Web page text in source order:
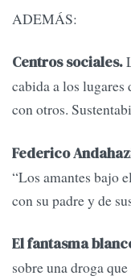
ADEMÁS:
Centros sociales.
cabida a los lugares
con otros.
Federico
“Los amantes bajo
con su padre y de
El fantasma
sobre una droga